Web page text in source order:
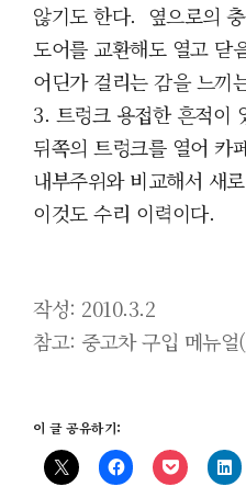
않기도 한다. 옆으로의
도어를 교환해도 열고 닫
어딘가 걸리는 감을 느끼
3. 트렁크 용접한 흔적이
뒤쪽의 트렁크를 열어 카
내부주위와 비교해서 새
이것도 수리 이력이다.
작성: 2010.3.2
참고: 중고차 구입 메뉴
이 글 공유하기: